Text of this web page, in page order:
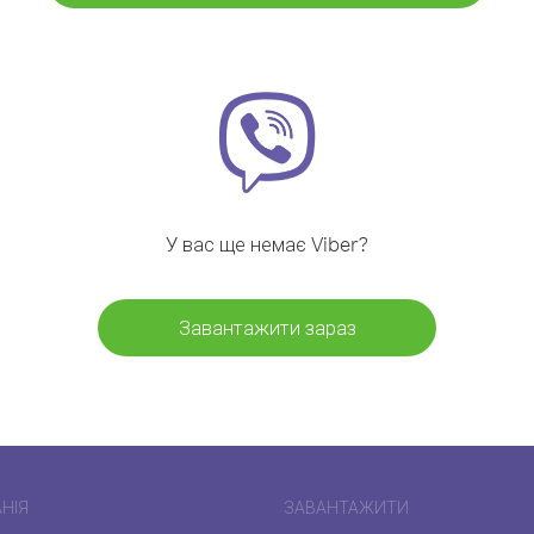
У вас ще немає Viber?
Завантажити зараз
ЗАВАНТАЖИТИ